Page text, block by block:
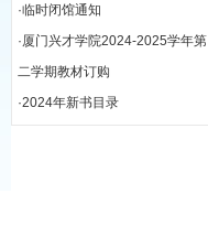
·临时闭馆通知
·厦门兴才学院2024-2025学年第
二学期教材订购
·2024年新书目录